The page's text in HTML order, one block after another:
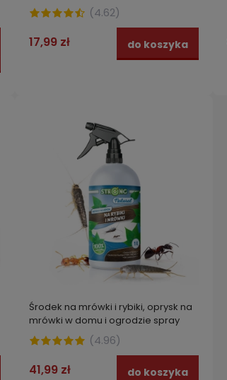
(4.62)
17,99 zł do koszyka
Środek na mrówki i rybiki, oprysk na
mrówki w domu i ogrodzie spray
STRONG NATURAL NA MRÓWKI I RYBIKI
1 L
(4.96)
41,99 zł do koszyka